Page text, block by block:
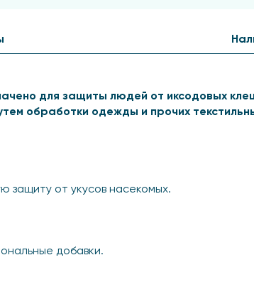
для защиты людей от иксодовых
обработки одежды и прочих
защиту от укусов насекомых.
добавки.